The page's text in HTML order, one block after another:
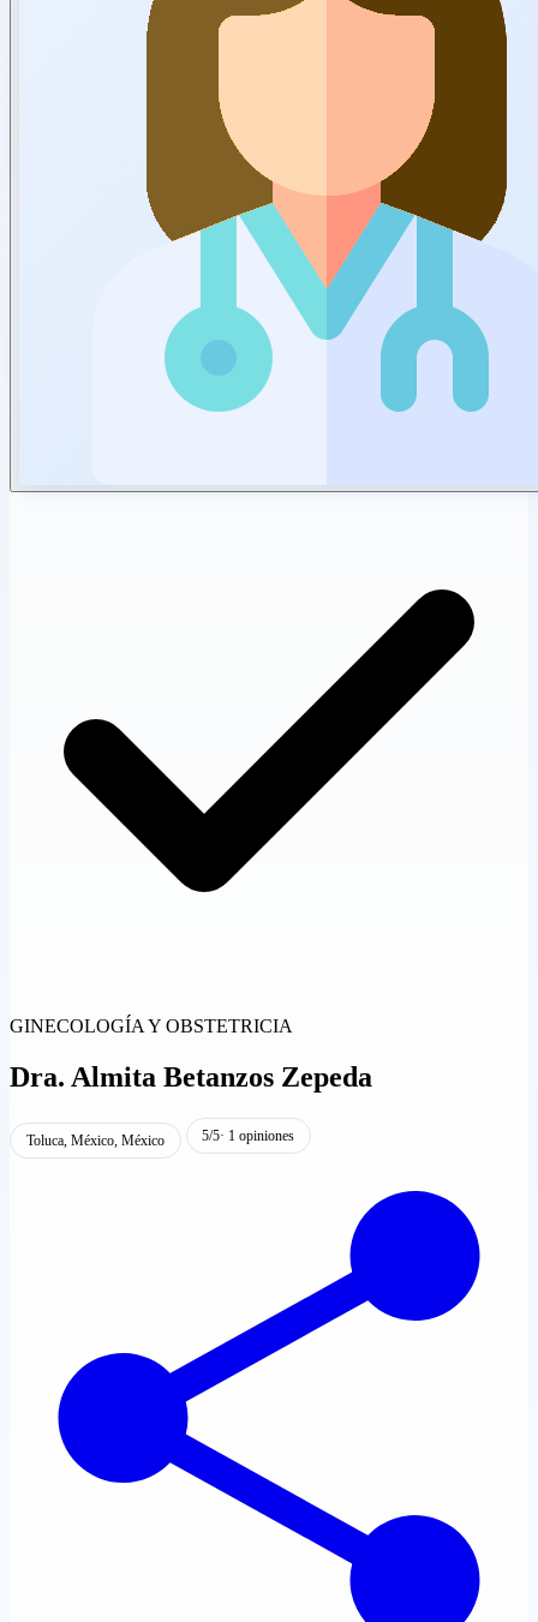
GINECOLOGÍA Y OBSTETRICIA
Dra. Almita Betanzos Zepeda
Toluca, México, México 5/5· 1 opiniones